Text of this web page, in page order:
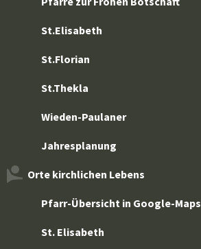
St.Elisabeth
St.Florian
St.Thekla
Wieden-Paulaner
Jahresplanung
Orte kirchlichen Lebens
Pfarr-Übersicht in Google-Maps
St. Elisabeth